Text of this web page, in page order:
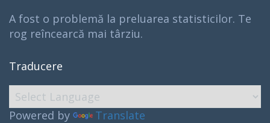
A fost o problemă la preluarea statisticilor. Te
rog reîncearcă mai târziu.
Traducere
Powered by Translate